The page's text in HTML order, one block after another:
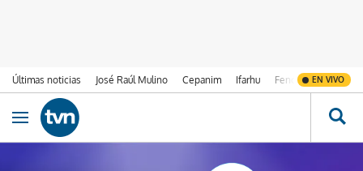
Últimas noticias José Raúl Mulino Cepanim Ifarhu Fenómeno de El
EN VIVO
Ir al contenido
Obrir navegació